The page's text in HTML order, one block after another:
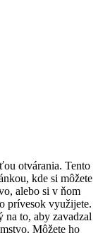
otvárania. Tento
kde si môžete
alebo si v ňom
prívesok využijete.
to, aby zavadzal
Môžete ho